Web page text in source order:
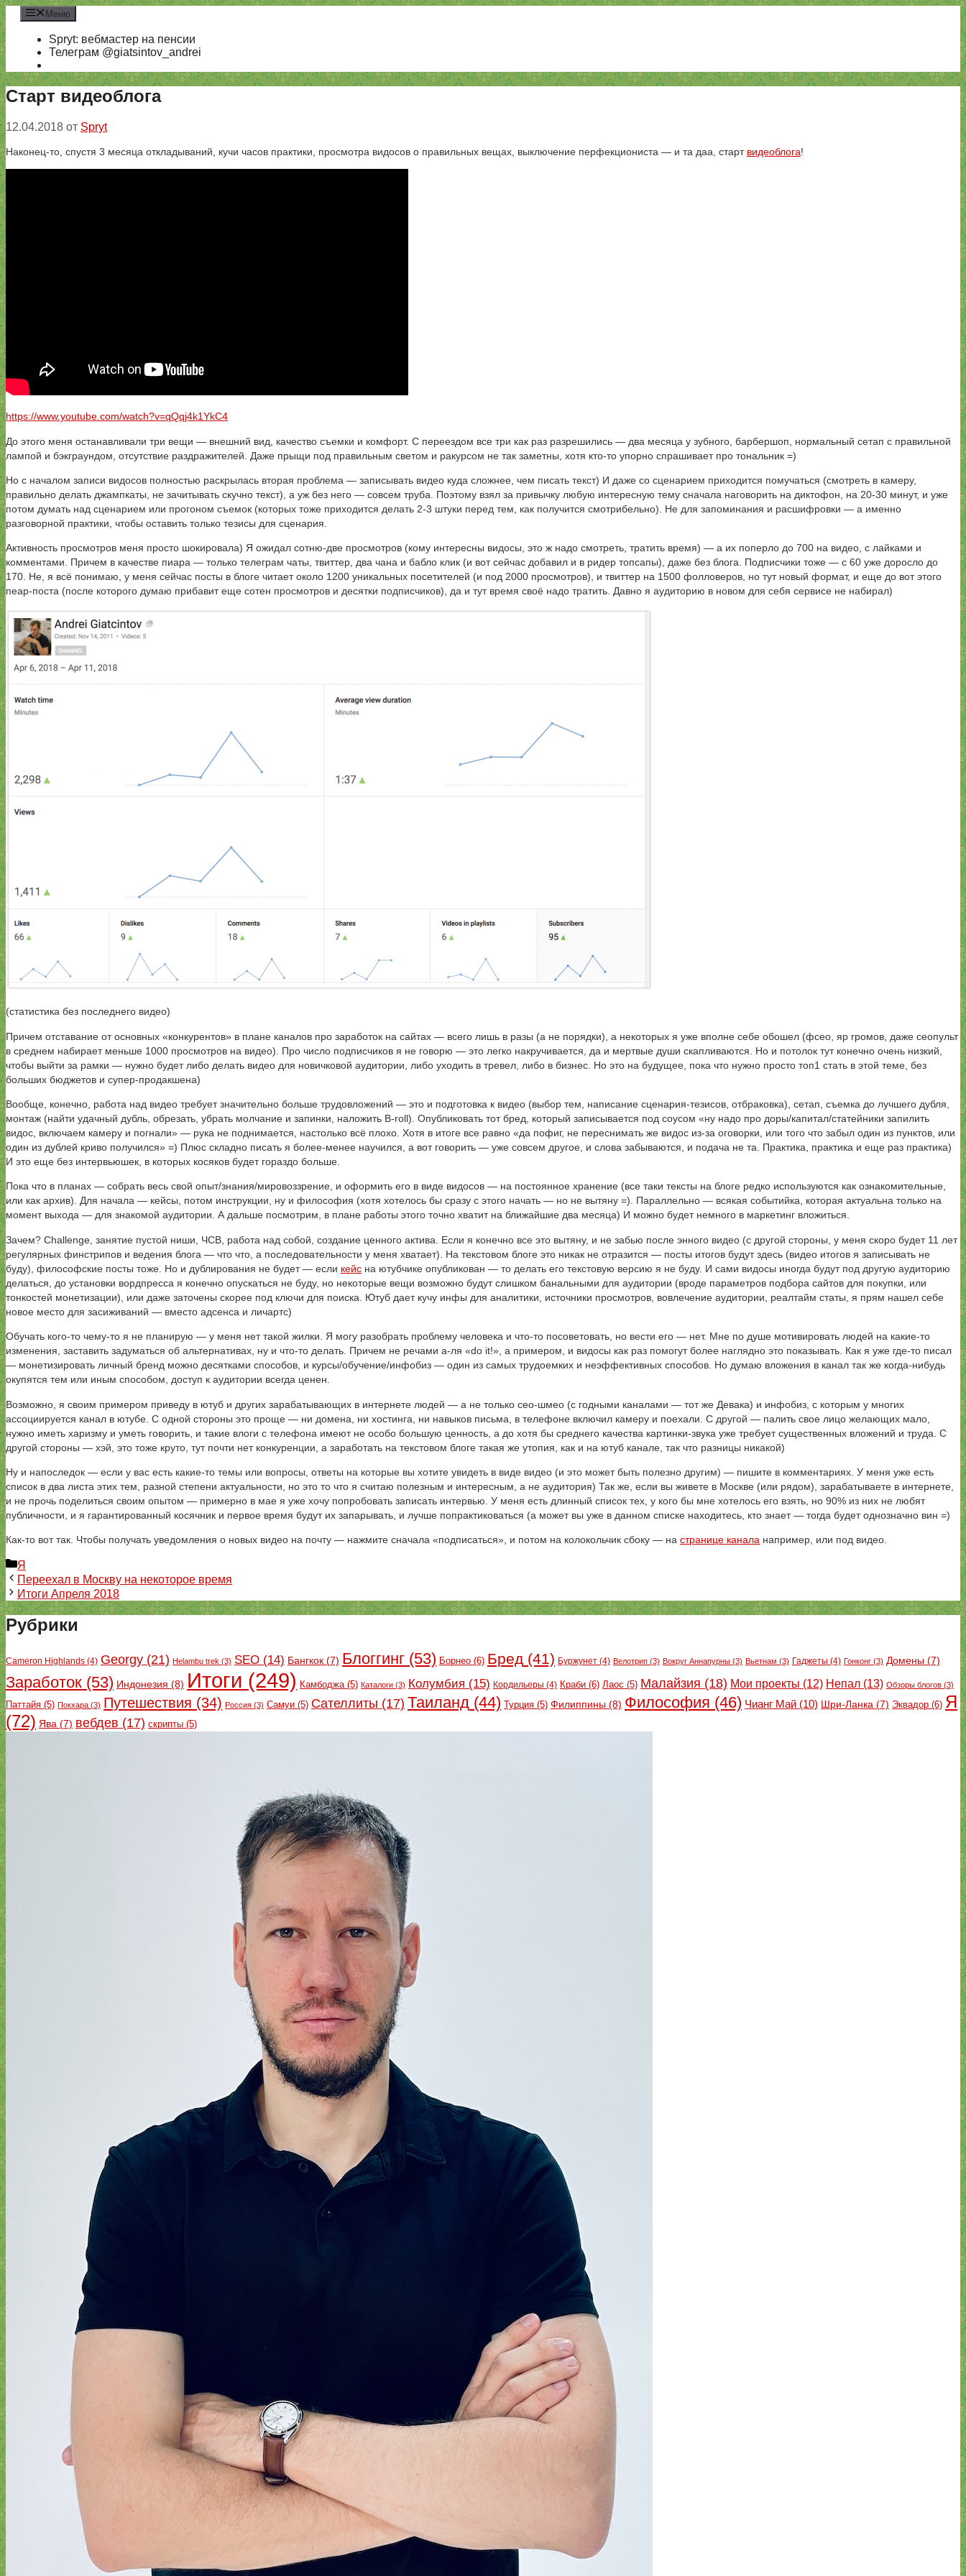
Перейти
к
содержимому
Меню
Spryt: вебмастер на пенсии
Телеграм @giatsintov_andrei
Старт видеоблога
12.04.2018 от Spryt
Наконец-то, спустя 3 месяца откладываний, кучи часов практики, просмотра видосов о правильных вещах, выключение перфекциониста — и та даа, старт видеоблога!
https://www.youtube.com/watch?v=qQqj4k1YkC4
До этого меня останавливали три вещи — внешний вид, качество съемки и комфорт. С переездом все три как раз разрешились — два месяца у зубного, барбершоп, нормальный сетап с правильной
лампой и бэкграундом, отсутствие раздражителей. Даже прыщи под правильным светом и ракурсом не так заметны, хотя кто-то упорно спрашивает про тональник =)
Но с началом записи видосов полностью раскрылась вторая проблема — записывать видео куда сложнее, чем писать текст) И даже со сценарием приходится помучаться (смотреть в камеру,
правильно делать джампкаты, не зачитывать скучно текст), а уж без него — совсем труба. Поэтому взял за привычку любую интересную тему сначала наговорить на диктофон, на 20-30 минут, и уже
потом думать над сценарием или прогоном съемок (которых тоже приходится делать 2-3 штуки перед тем, как получится смотрибельно). Не для запоминания и расшифровки — а именно
разговорной практики, чтобы оставить только тезисы для сценария.
Активность просмотров меня просто шокировала) Я ожидал сотню-две просмотров (кому интересны видосы, это ж надо смотреть, тратить время) — а их поперло до 700 на видео, с лайками и
комментами. Причем в качестве пиара — только телеграм чаты, твиттер, два чана и бабло клик (и вот сейчас добавил и в ридер топсапы), даже без блога. Подписчики тоже — с 60 уже доросло до
170. Не, я всё понимаю, у меня сейчас посты в блоге читает около 1200 уникальных посетителей (и под 2000 просмотров), и твиттер на 1500 фолловеров, но тут новый формат, и еще до вот этого
пеар-поста (после которого думаю прибавит еще сотен просмотров и десятки подписчиков), да и тут время своё надо тратить. Давно я аудиторию в новом для себя сервисе не набирал)
(статистика без последнего видео)
Причем отставание от основных «конкурентов» в плане каналов про заработок на сайтах — всего лишь в разы (а не порядки), а некоторых я уже вполне себе обошел (фсео, яр громов, даже сеопульт
в среднем набирает меньше 1000 просмотров на видео). Про число подписчиков я не говорю — это легко накручивается, да и мертвые души скапливаются. Но и потолок тут конечно очень низкий,
чтобы выйти за рамки — нужно будет либо делать видео для новичковой аудитории, либо уходить в тревел, либо в бизнес. Но это на будущее, пока что нужно просто топ1 стать в этой теме, без
больших бюджетов и супер-продакшена)
Вообще, конечно, работа над видео требует значительно больше трудовложений — это и подготовка к видео (выбор тем, написание сценария-тезисов, отбраковка), сетап, съемка до лучшего дубля,
монтаж (найти удачный дубль, обрезать, убрать молчание и запинки, наложить B-roll). Опубликовать тот бред, который записывается под соусом «ну надо про доры/капитал/статейники запилить
видос, включаем камеру и погнали» — рука не поднимается, настолько всё плохо. Хотя в итоге все равно «да пофиг, не переснимать же видос из-за оговорки, или того что забыл один из пунктов, или
один из дублей криво получился» =) Плюс складно писать я более-менее научился, а вот говорить — уже совсем другое, и слова забываются, и подача не та. Практика, практика и еще раз практика)
И это еще без интервьюшек, в которых косяков будет гораздо больше.
Пока что в планах — собрать весь свой опыт/знания/мировоззрение, и оформить его в виде видосов — на постоянное хранение (все таки тексты на блоге редко используются как ознакомительные,
или как архив). Для начала — кейсы, потом инструкции, ну и философия (хотя хотелось бы сразу с этого начать — но не вытяну =). Параллельно — всякая событийка, которая актуальна только на
момент выхода — для знакомой аудитории. А дальше посмотрим, в плане работы этого точно хватит на ближайшие два месяца) И можно будет немного в маркетинг вложиться.
Зачем? Challenge, занятие пустой ниши, ЧСВ, работа над собой, создание ценного актива. Если я конечно все это вытяну, и не забью после энного видео (с другой стороны, у меня скоро будет 11 лет
регулярных финстрипов и ведения блога — что что, а последовательности у меня хватает). На текстовом блоге это никак не отразится — посты итогов будут здесь (видео итогов я записывать не
буду), философские посты тоже. Но и дублирования не будет — если кейс на ютубчике опубликован — то делать его текстовую версию я не буду. И сами видосы иногда будут под другую аудиторию
делаться, до установки вордпресса я конечно опускаться не буду, но некоторые вещи возможно будут слишком банальными для аудитории (вроде параметров подбора сайтов для покупки, или
тонкостей монетизации), или даже заточены скорее под ключи для поиска. Ютуб дает кучу инфы для аналитики, источники просмотров, вовлечение аудитории, реалтайм статы, я прям нашел себе
новое место для засиживаний — вместо адсенса и личартс)
Обучать кого-то чему-то я не планирую — у меня нет такой жилки. Я могу разобрать проблему человека и что-то посоветовать, но вести его — нет. Мне по душе мотивировать людей на какие-то
изменения, заставить задуматься об альтернативах, ну и что-то делать. Причем не речами а-ля «do it!», а примером, и видосы как раз помогут более наглядно это показывать. Как я уже где-то писал
— монетизировать личный бренд можно десятками способов, и курсы/обучение/инфобиз — один из самых трудоемких и неэффективных способов. Но думаю вложения в канал так же когда-нибудь
окупятся тем или иным способом, доступ к аудитории всегда ценен.
Возможно, я своим примером приведу в ютуб и других зарабатывающих в интернете людей — а не только сео-шмео (с годными каналами — тот же Девака) и инфобиз, с которым у многих
ассоциируется канал в ютубе. С одной стороны это проще — ни домена, ни хостинга, ни навыков письма, в телефоне включил камеру и поехали. С другой — палить свое лицо желающих мало,
нужно иметь харизму и уметь говорить, и такие влоги с телефона имеют не особо большую ценность, а до хотя бы среднего качества картинки-звука уже требует существенных вложений и труда. С
другой стороны — хэй, это тоже круто, тут почти нет конкуренции, а заработать на текстовом блоге такая же утопия, как и на ютуб канале, так что разницы никакой)
Ну и напоследок — если у вас есть какие-то темы или вопросы, ответы на которые вы хотите увидеть в виде видео (и это может быть полезно другим) — пишите в комментариях. У меня уже есть
список в два листа этих тем, разной степени актуальности, но это то что я считаю полезным и интересным, а не аудитория) Так же, если вы живете в Москве (или рядом), зарабатываете в интернете,
и не прочь поделиться своим опытом — примерно в мае я уже хочу попробовать записать интервью. У меня есть длинный список тех, у кого бы мне хотелось его взять, но 90% из них не любят
публичности, и я гарантированный косячник и первое время будут их запарывать, и лучше попрактиковаться (а может вы уже в данном списке находитесь, кто знает — тогда будет однозначно вин =)
Как-то вот так. Чтобы получать уведомления о новых видео на почту — нажмите сначала «подписаться», и потом на колокольчик сбоку — на странице канала например, или под видео.
Рубрики
Я
Переехал в Москву на некоторое время
Итоги Апреля 2018
Рубрики
Cameron Highlands (4) Georgy (21) Helambu trek (3) SEO (14) Бангкок (7) Блоггинг (53) Борнео (6) Бред (41) Буржунет (4) Велотрип (3) Вокруг Аннапурны (3) Вьетнам (3) Гаджеты (4) Гонконг (3) Домены (7)
Заработок (53) Индонезия (8) Итоги (249) Камбоджа (5) Каталоги (3) Колумбия (15) Кордильеры (4) Краби (6) Лаос (5) Малайзия (18) Мои проекты (12) Непал (13) Обзоры блогов (3)
Паттайя (5) Покхара (3) Путешествия (34) Россия (3) Самуи (5) Сателлиты (17) Таиланд (44) Турция (5) Филиппины (8) Философия (46) Чианг Май (10) Шри-Ланка (7) Эквадор (6) Я
(72) Ява (7) вебдев (17) скрипты (5)